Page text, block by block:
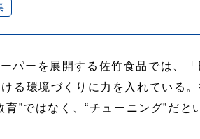
パーを展開する佐竹食品では、
る環境づくりに力を入れている
育”ではなく、“チューニング”だ